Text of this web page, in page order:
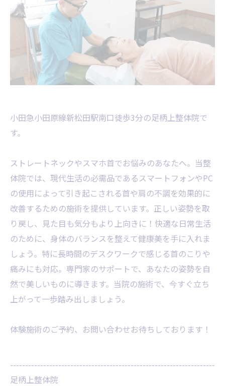
小田急小田原線新松田駅南口徒歩3分の足柄上整体院で
す。
ストレートネックやスマホ首でお悩みのあなたへ。当整
体院では、現代生活の必需品であるスマートフォンやPC
の使用によって引き起こされる首や肩の不調を効果的に
改善するための施術を提供しています。正しい姿勢を取
り戻し、見た目も気分もより上向きに！快適な日常生活
のために、身体のバランスを整えて健康美を手に入れま
しょう。特に長時間のデスクワークで感じる首のこりや
痛みにも対応。専門家のサポートで、あなたの姿勢を自
然で美しいものに導きます。当院の施術で、今すぐ立ち
上がって一歩踏み出しましょう。
体験施術のご予約、お問い合わせお待ちしております！
--------------------------------------------------------------------
足柄上整体院